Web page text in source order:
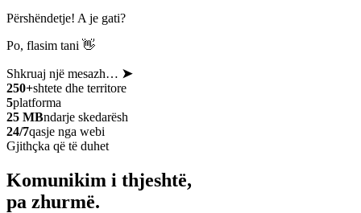
Përshëndetje! A je gati?
Po, flasim tani 👋
Shkruaj një mesazh… ➤
250+shtete dhe territore
5platforma
25 MBndarje skedarësh
24/7qasje nga webi
Gjithçka që të duhet
Komunikim i thjeshtë,
pa zhurmë.